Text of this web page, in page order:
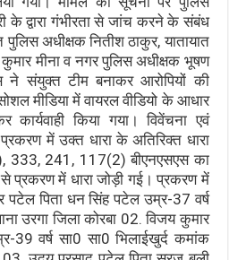
के द्वारा गंभीरता से जांच करने के संबंध
पुलिस अधीक्षक नितीश ठाकुर, यातायात
कुमार मीना व नगर पुलिस अधीक्षक भूषण
ने संयुक्त टीम बनाकर आरोपियों की
मीडिया में वायरल वीडियो के आधार
कार्यवाही किया गया। विवेंचना एवं
में उक्त धारा के अतिरिक्त धारा
241, 117(2) बीएनएसएस का
प्रकरण में धारा जोड़ी गई। प्रकरण में
पिता धन सिंह पटेल उम्र-37 वर्ष
उरगा जिला कोरबा 02. विजय कुमार
39 वर्ष सा0 सा0 भिलाईखुर्द कमांक